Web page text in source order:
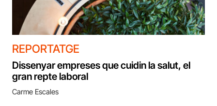
REPORTATGE
Dissenyar empreses que cuidin la salut, el
gran repte laboral
Carme Escales